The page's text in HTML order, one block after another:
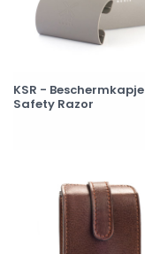
KSR - Beschermkapje
Safety Razor